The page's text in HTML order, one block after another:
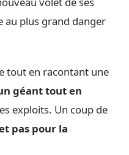
au plus grand danger
tout en racontant une
géant tout en
exploits. Un coup de
pas pour la